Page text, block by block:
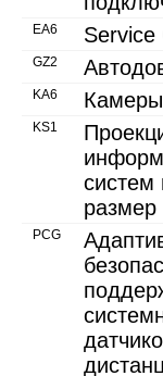
EA6 Service
GZ2
KA6 Камеры
KS1
систем
размер
PCG